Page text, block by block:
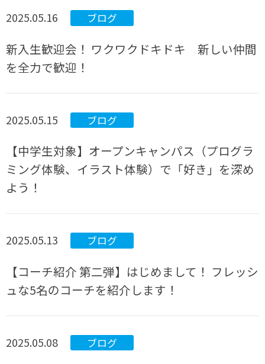
2025.05.16 ブログ
新入生歓迎会！ ワクワクドキドキ 新しい仲間
を全力で歓迎！
2025.05.15 ブログ
【中学生対象】オープンキャンパス（プログラ
ミング体験、イラスト体験）で「好き」を深め
よう！
2025.05.13 ブログ
【コーチ紹介 第二弾】はじめまして！ フレッシ
ュな5名のコーチを紹介します！
2025.05.08 ブログ